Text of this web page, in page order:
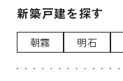
新築戸建を探す
朝霧 明石